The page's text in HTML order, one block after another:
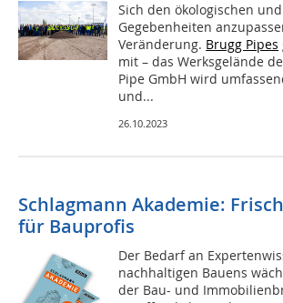
Sich den ökologischen
Gegebenheiten
Veränderung. Brugg Pipes
mit – das Werksgelände
Pipe GmbH wird
und...
26.10.2023
Schlagmann Akademie:
für Bauprofis
Der Bedarf an
nachhaltigen Bauens
der Bau- und